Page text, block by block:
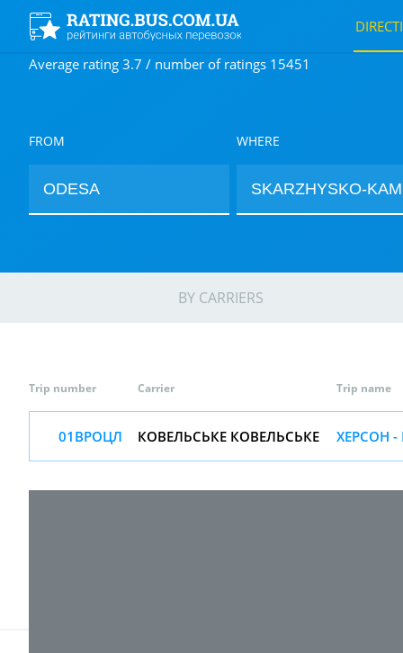
Average rating 3.7 / number of ratings 15451
FROM WHERE
BY CARRIERS
Trip number Carrier Trip name
01ВРОЦЛ КОВЕЛЬСЬКЕ КОВЕЛЬСЬКЕ ХЕРСОН